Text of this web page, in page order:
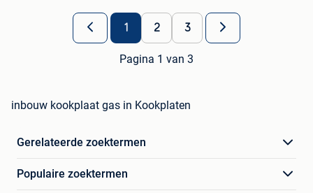
1 2 3
Pagina 1 van 3
inbouw kookplaat gas in Kookplaten
Gerelateerde zoektermen
Populaire zoektermen